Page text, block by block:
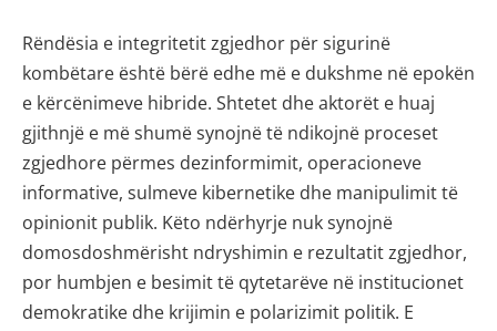
Rëndësia e integritetit zgjedhor për sigurinë
kombëtare është bërë edhe më e dukshme në epokën
e kërcënimeve hibride. Shtetet dhe aktorët e huaj
gjithnjë e më shumë synojnë të ndikojnë proceset
zgjedhore përmes dezinformimit, operacioneve
informative, sulmeve kibernetike dhe manipulimit të
opinionit publik. Këto ndërhyrje nuk synojnë
domosdoshmërisht ndryshimin e rezultatit zgjedhor,
por humbjen e besimit të qytetarëve në institucionet
demokratike dhe krijimin e polarizimit politik. E